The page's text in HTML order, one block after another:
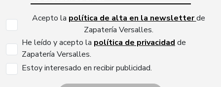
Acepto la política de alta en la newsletterde
Zapatería Versalles.
He leído y acepto la política de privacidad de
Zapatería Versalles.
Estoy interesado en recibir publicidad.